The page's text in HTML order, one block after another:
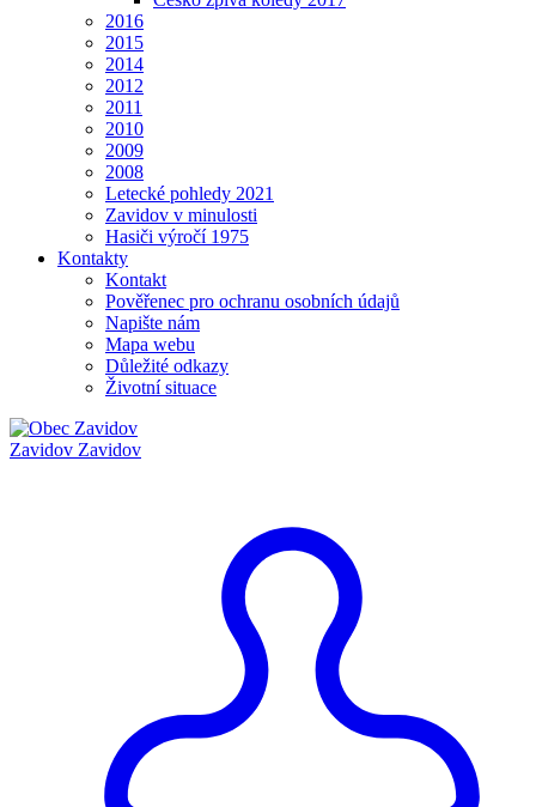
2016
2015
2014
2012
2011
2010
2009
2008
Letecké pohledy 2021
Zavidov v minulosti
Hasiči výročí 1975
Kontakty
Kontakt
Pověřenec pro ochranu osobních údajů
Napište nám
Mapa webu
Důležité odkazy
Životní situace
Zavidov Zavidov